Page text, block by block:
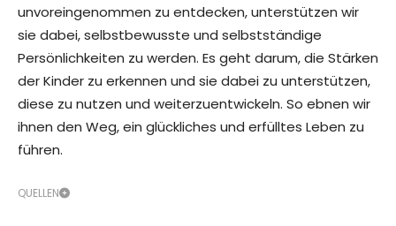
unvoreingenommen zu entdecken, unterstützen wir
sie dabei, selbstbewusste und selbstständige
Persönlichkeiten zu werden. Es geht darum, die Stärken
der Kinder zu erkennen und sie dabei zu unterstützen,
diese zu nutzen und weiterzuentwickeln. So ebnen wir
ihnen den Weg, ein glückliches und erfülltes Leben zu
führen.
QUELLEN